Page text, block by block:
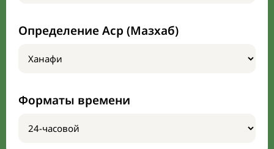
Определение Аср (Мазхаб)
Форматы времени